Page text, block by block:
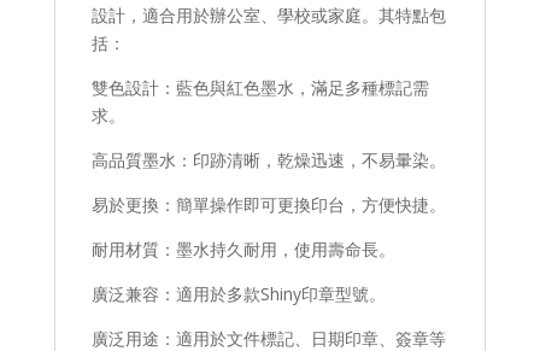
設計，適合用於辦公室、學校或家庭。其特點包
括：
雙色設計：藍色與紅色墨水，滿足多種標記需
求。
高品質墨水：印跡清晰，乾燥迅速，不易暈染。
易於更換：簡單操作即可更換印台，方便快捷。
耐用材質：墨水持久耐用，使用壽命長。
廣泛兼容：適用於多款Shiny印章型號。
廣泛用途：適用於文件標記、日期印章、簽章等